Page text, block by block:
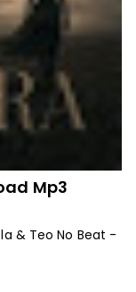
Mp3
& Teo No Beat -